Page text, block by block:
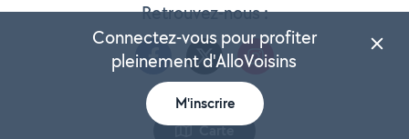
Carte
Retrouvez-nous :
Connectez-vous pour profiter
pleinement d'AlloVoisins
M'inscrire